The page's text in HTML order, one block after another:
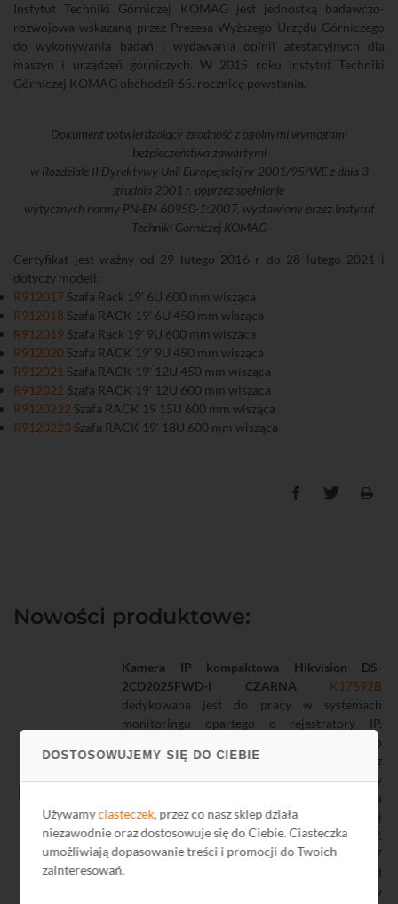
DOSTOSOWUJEMY SIĘ DO CIEBIE
Używamyciasteczek, przez co nasz sklep działa
niezawodnie oraz dostosowuje się do Ciebie. Ciasteczka
umożliwiają dopasowanie treści i promocji do Twoich
zainteresowań.
Instytut Techniki Górniczej KOMAG jest jednostką badawczo-
rozwojowa wskazaną przez Prezesa Wyższego Urzędu Górniczego
do wykonywania badań i wydawania opinii atestacyjnych dla
maszyn i urządzeń górniczych. W 2015 roku Instytut Techniki
Górniczej KOMAG obchodził 65. rocznicę powstania.
Dokument potwierdzający zgodność z ogólnymi wymogami
bezpieczeństwa zawartymi
w Rozdziale II Dyrektywy Unii Europejskiej nr 2001/95/WE z dnia 3
grudnia 2001 r. poprzez spełnienie
wytycznych normy PN-EN 60950-1:2007, wystawiony przez Instytut
Techniki Górniczej KOMAG
Certyfikat jest ważny od 29 lutego 2016 r do 28 lutego 2021 i
dotyczy modeli:
R912017 Szafa Rack 19' 6U 600 mm wisząca
R912018 Szafa RACK 19' 6U 450 mm wisząca
R912019 Szafa Rack 19' 9U 600 mm wisząca
R912020 Szafa RACK 19' 9U 450 mm wisząca
R912021 Szafa RACK 19' 12U 450 mm wisząca
R912022 Szafa RACK 19' 12U 600 mm wisząca
R9120222 Szafa RACK 19 15U 600 mm wisząca
R9120223 Szafa RACK 19' 18U 600 mm wisząca
Nowości produktowe:
Kamera IP kompaktowa Hikvision DS-
2CD2025FWD-I CZARNA K17592B
dedykowana jest do pracy w systemach
monitoringu opartego o rejestratory IP.
Wyposażona jest w przetwornik 1/2.8" CMOS o
rozdzielczości 2 Mpix oraz oświetlacz
podczerwieni o zasięgu do 30 m, zapewniający
prawidłową widoczność w przypadku braku
oświetlenia. Posiada obiektyw o stałej
ogniskowej 2,8 mm o kącie widzenia 108°.
Obudowa wysokiej klasy szczelności IP67
zapewnia ochronę elektroniki przed
niekorzystnym wpływem warunków